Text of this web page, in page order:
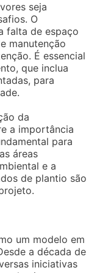
seja
O
falta de espaço
manutenção
É essencial
que inclua
para
da
a importância
para
áreas
e a
de plantio são
um modelo em
a década de
iniciativas